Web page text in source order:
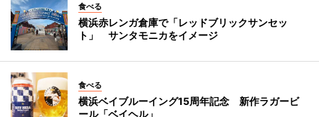
食べる
横浜赤レンガ倉庫で「レッドブリックサンセッ
ト」 サンタモニカをイメージ
食べる
横浜ベイブルーイング15周年記念 新作ラガービ
ール「ベイヘル」